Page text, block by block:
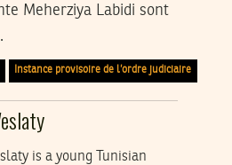
Meherziya Labidi sont
Instance provisoire de l’ordre judiciaire
is a young Tunisian